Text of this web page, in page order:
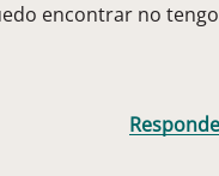
encontrar no tengo